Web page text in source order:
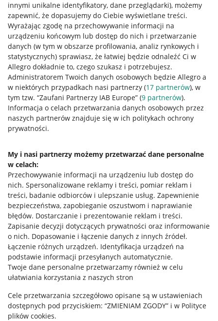
innymi unikalne identyfikatory, dane przeglądarki), możemy
zapewnić, że dopasujemy do Ciebie wyświetlane treści.
Wyrażając zgodę na przechowywanie informacji na
urządzeniu końcowym lub dostęp do nich i przetwarzanie
danych (w tym w obszarze profilowania, analiz rynkowych i
statystycznych) sprawiasz, że łatwiej będzie odnaleźć Ci w
Allegro dokładnie to, czego szukasz i potrzebujesz.
Administratorem Twoich danych osobowych będzie Allegro a
w niektórych przypadkach nasi partnerzy (17 partnerów), w
tym tzw. “Zaufani Partnerzy IAB Europe” (9 partnerów).
Informacja o celach przetwarzania danych osobowych przez
naszych partnerów znajduje się w ich politykach ochrony
prywatności.
My i nasi partnerzy możemy przetwarzać dane personalne
w celach:
Przechowywanie informacji na urządzeniu lub dostęp do
nich. Spersonalizowane reklamy i treści, pomiar reklam i
treści, badanie odbiorców i ulepszanie usług. Zapewnienie
bezpieczeństwa, zapobieganie oszustwom i naprawianie
błędów. Dostarczanie i prezentowanie reklam i treści.
Zapisanie decyzji dotyczących prywatności oraz informowanie
o nich. Dopasowanie i łączenie danych z innych źródeł.
Łączenie różnych urządzeń. Identyfikacja urządzeń na
podstawie informacji przesyłanych automatycznie.
Twoje dane personalne przetwarzamy również w celu
ułatwiania korzystania z naszych stron
Cele przetwarzania szczegółowo opisane są w ustawieniach
dostępnych pod przyciskiem: “ZMIENIAM ZGODY” i w Polityce
plików cookies.
Przydatne informacje
Jak to działa
Allegro Gadane dla sprzedających
Allegro Gadane dla kupujących
Mapa miejscowości
Informacje prawne
Regulamin
Polityka plików "cookies"
Ustawienia plików "cookies"
Udostępnianie lokalizacji
Informacje dla Aktu o Usługach Cyfrowych